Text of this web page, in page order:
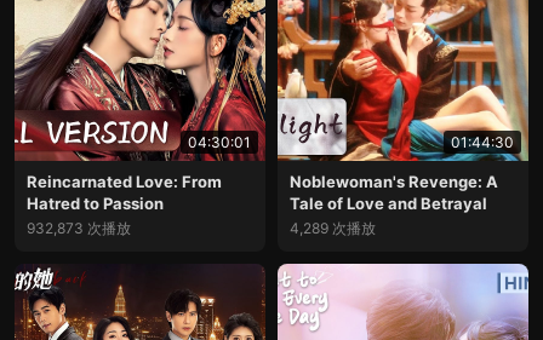
04:30:01
Reincarnated Love: From
Hatred to Passion
932,873 次播放
01:44:30
Noblewoman's Revenge: A
Tale of Love and Betrayal
4,289 次播放